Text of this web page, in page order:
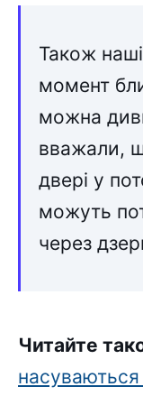
Також
момент
можна
вважали,
двері у
можуть
через
Читайте
насуваються